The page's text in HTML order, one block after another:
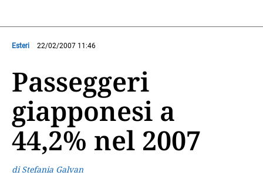
Esteri 22/02/2007 11:46
Passeggeri
giapponesi a
44,2% nel 2007
di Stefania Galvan